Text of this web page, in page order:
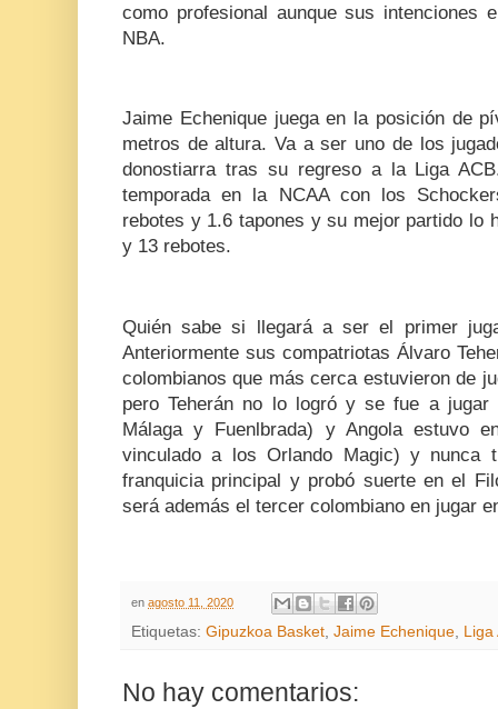
como profesional aunque sus intenciones
NBA.
Jaime Echenique juega en la posición de
metros de altura. Va a ser uno de los
donostiarra tras su regreso a la Liga
temporada en la NCAA con los
rebotes y 1.6 tapones y su mejor partido lo
y 13 rebotes.
Quién sabe si llegará a ser el primer
Anteriormente sus compatriotas Álvaro
colombianos que más cerca estuvieron de
pero Teherán no lo logró y se fue a jugar
Málaga y Fuenlbrada) y Angola estuvo
vinculado a los Orlando Magic) y nunca
franquicia principal y probó suerte en el
será además el tercer colombiano en jugar
en agosto 11, 2020
Etiquetas: Gipuzkoa Basket, Jaime Echenique, Liga
No hay comentarios: